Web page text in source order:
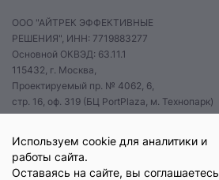
ООО "АЙТРЕК ЭФФЕКТИВНЫЕ
РЕШЕНИЯ", ИНН: 7719883277
Основной ОКВЭД: 63.11.1
115432, г. Москва,
Проектируемый пр. № 4062, 6,
стр. 16, оф. 319 (БЦ PortPlaza, м. Технопарк)
Используем cookie для аналитики и
работы сайта.
Оставаясь на сайте, вы соглашаетесь